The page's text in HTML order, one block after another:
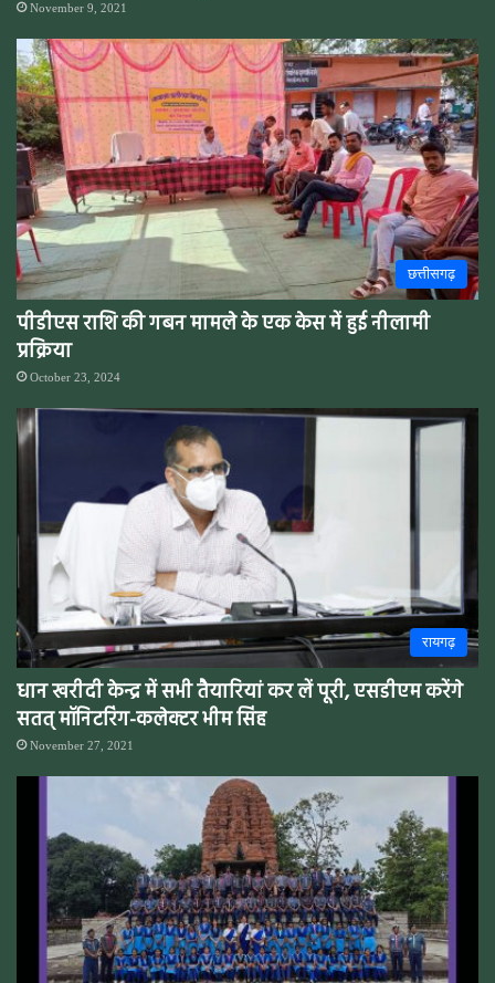
November 9, 2021
छत्तीसगढ़
पीडीएस राशि की गबन मामले के एक केस में हुई नीलामी
प्रक्रिया
October 23, 2024
रायगढ़
धान खरीदी केन्द्र में सभी तैयारियां कर लें पूरी, एसडीएम करेंगे
सतत् मॉनिटरिंग-कलेक्टर भीम सिंह
November 27, 2021